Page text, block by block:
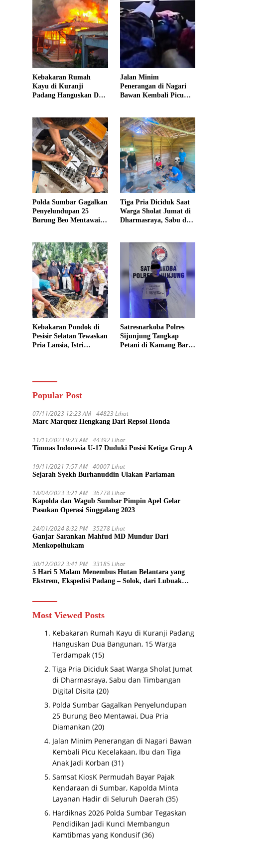
Kebakaran Rumah
Kayu di Kuranji
Padang Hanguskan Dua
Jalan Minim
Penerangan di Nagari
Bawan Kembali Picu
Polda Sumbar Gagalkan
Penyelundupan 25
Burung Beo Mentawai,
Tiga Pria Diciduk Saat
Warga Sholat Jumat di
Dharmasraya, Sabu dan
Kebakaran Pondok di
Pesisir Selatan Tewaskan
Pria Lansia, Istri
Satresnarkoba Polres
Sijunjung Tangkap
Petani di Kamang Baru,
Popular Post
07/11/2023 12:23 AM 44823 Lihat
Marc Marquez Hengkang Dari Repsol Honda
11/11/2023 9:23 AM 44392 Lihat
Timnas Indonesia U-17 Duduki Posisi Ketiga Grup A
19/11/2021 7:57 AM 40007 Lihat
Sejarah Syekh Burhanuddin Ulakan Pariaman
18/04/2023 3:21 AM 36778 Lihat
Kapolda dan Wagub Sumbar Pimpin Apel Gelar
Pasukan Operasi Singgalang 2023
24/01/2024 8:32 PM 35278 Lihat
Ganjar Sarankan Mahfud MD Mundur Dari
Menkopolhukam
30/12/2022 3:41 PM 33185 Lihat
5 Hari 5 Malam Menembus Hutan Belantara yang
Ekstrem, Ekspedisi Padang – Solok, dari Lubuak
Most Viewed Posts
Kebakaran Rumah Kayu di Kuranji Padang
Hanguskan Dua Bangunan, 15 Warga
Terdampak (15)
Tiga Pria Diciduk Saat Warga Sholat Jumat
di Dharmasraya, Sabu dan Timbangan
Digital Disita (20)
Polda Sumbar Gagalkan Penyelundupan
25 Burung Beo Mentawai, Dua Pria
Diamankan (20)
Jalan Minim Penerangan di Nagari Bawan
Kembali Picu Kecelakaan, Ibu dan Tiga
Anak Jadi Korban (31)
Samsat KiosK Permudah Bayar Pajak
Kendaraan di Sumbar, Kapolda Minta
Layanan Hadir di Seluruh Daerah (35)
Hardiknas 2026 Polda Sumbar Tegaskan
Pendidikan Jadi Kunci Membangun
Kamtibmas yang Kondusif (36)